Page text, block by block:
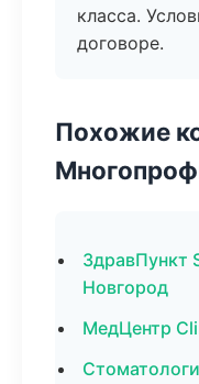
класса.
договоре.
Похожие
ЗдравПункт
Новгород
МедЦентр